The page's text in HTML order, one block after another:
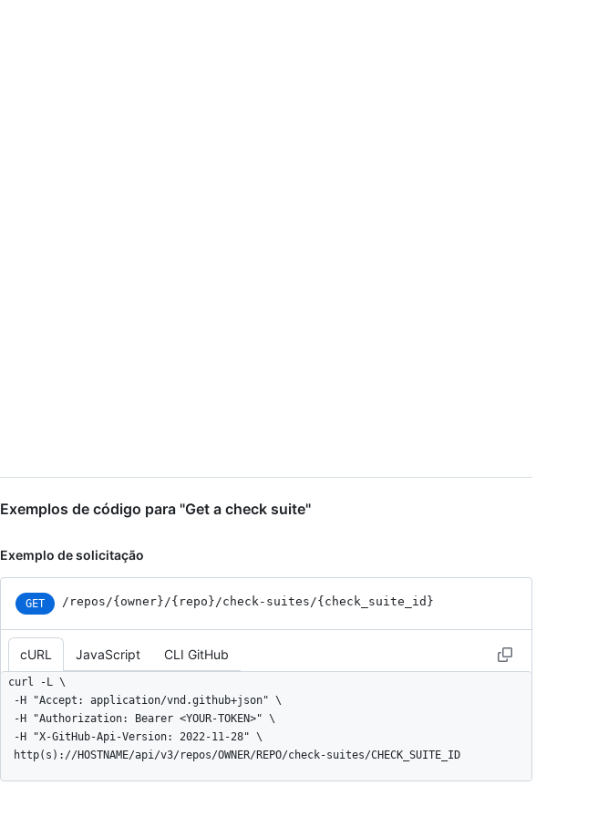
Exemplos de código para "Get a check suite"
Exemplo de solicitação
GET /repos /{owner} /{repo} /check-suites /{check_ suite_ id}
cURL JavaScript CLI GitHub
curl -L \
  http(s)://HOSTNAME/api/v3/repos/OWNER/REPO/check-suites/CHECK_SUITE_ID